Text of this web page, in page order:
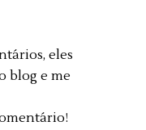
eles
blog e me